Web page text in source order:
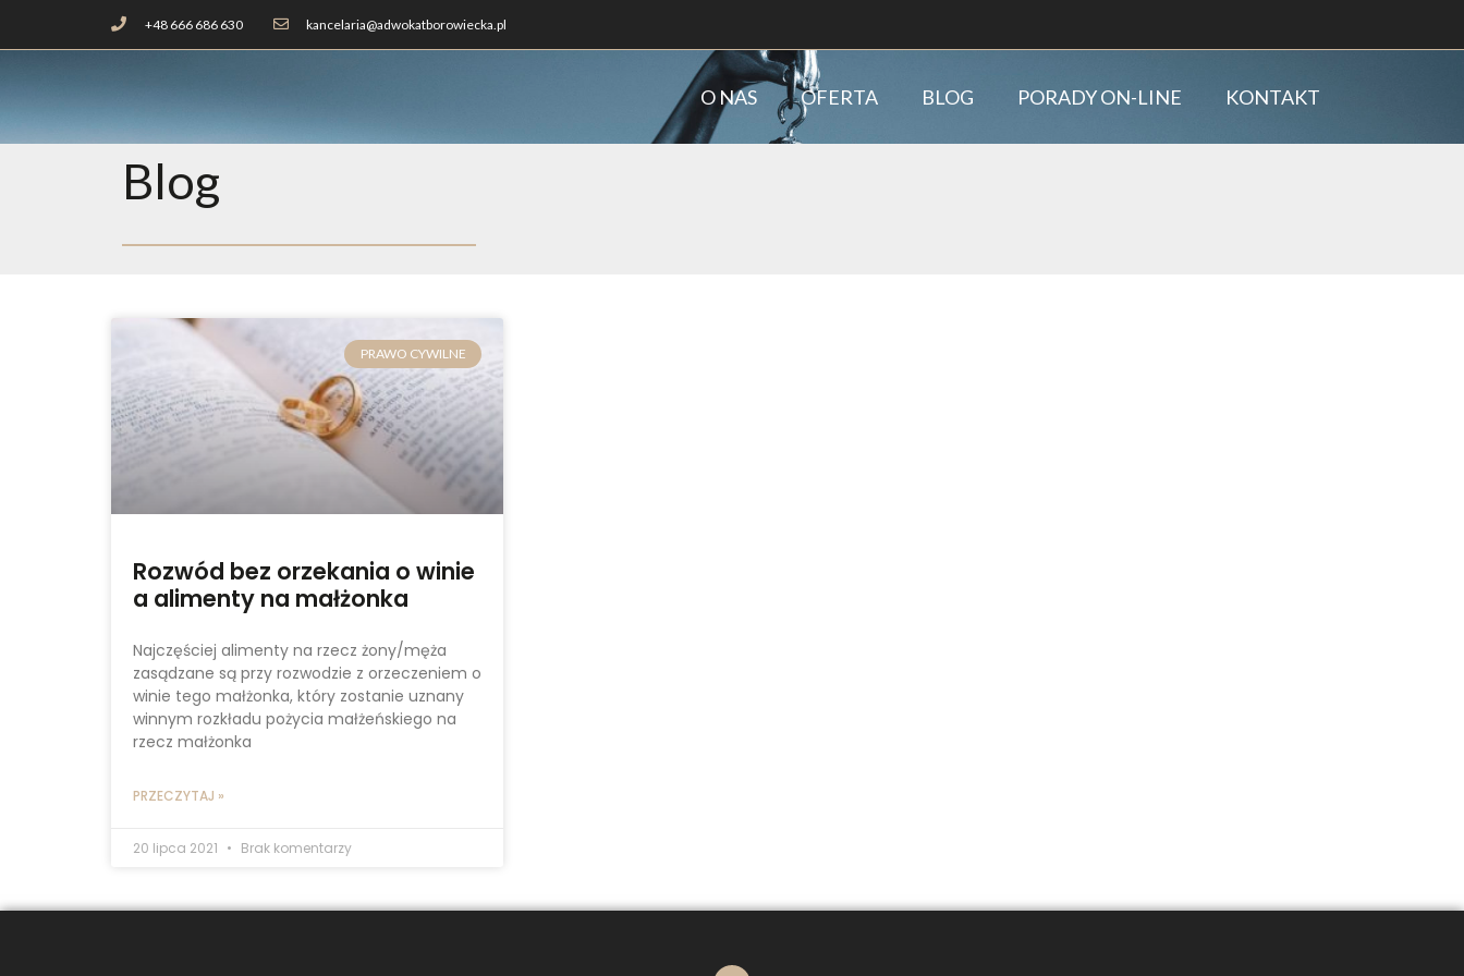
+48 666 686 630 kancelaria@adwokatborowiecka.pl
O NAS OFERTA BLOG PORADY ON-LINE KONTAKT
Blog
PRAWO CYWILNE
Rozwód bez orzekania o winie
a alimenty na małżonka
Najczęściej alimenty na rzecz żony/męża
zasądzane są przy rozwodzie z orzeczeniem o
winie tego małżonka, który zostanie uznany
winnym rozkładu pożycia małżeńskiego na
rzecz małżonka
PRZECZYTAJ »
20 lipca 2021 Brak komentarzy